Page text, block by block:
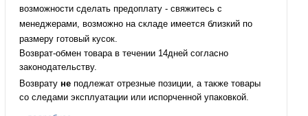
возможности сделать предоплату - свяжитесь с
менеджерами, возможно на складе имеется близкий по
размеру готовый кусок.
Возврат-обмен товара в течении 14дней согласно
законодательству.
Возвратуне подлежат отрезные позиции, а также товары
со следами эксплуатации или испорченной упаковкой.